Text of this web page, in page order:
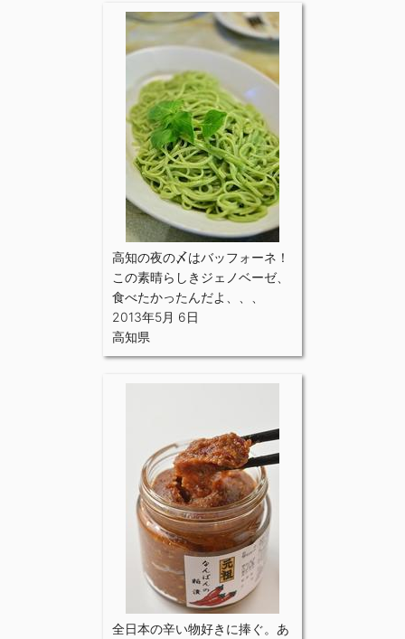
高知の夜の〆はバッフォーネ！
この素晴らしきジェノベーゼ、
食べたかったんだよ、、、
2013年5月 6日
高知県
全日本の辛い物好きに捧ぐ。あ